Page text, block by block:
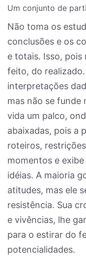
Um conjunto de
Não toma os
conclusões e os
e totais. Isso, pois
feito, do
interpretações
mas não se funde
vida um palco,
abaixadas, pois a
roteiros,
momentos e
idéias. A maioria
atitudes, mas ele
resistência. Sua
e vivências, lhe
para o estirar do
potencialidades.